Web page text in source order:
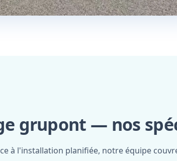
grupont — nos
à l'installation planifiée, notre équipe